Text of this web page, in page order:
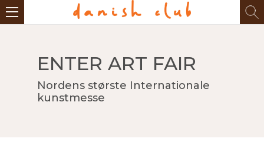
ENTER ART FAIR
Nordens største Internationale
kunstmesse